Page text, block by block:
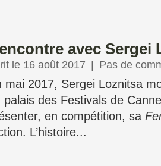
avec Sergei
le 16 août 2017 Pas de
mai 2017, Sergei Loznitsa
palais des Festivals de
en compétition, sa
L’histoire...